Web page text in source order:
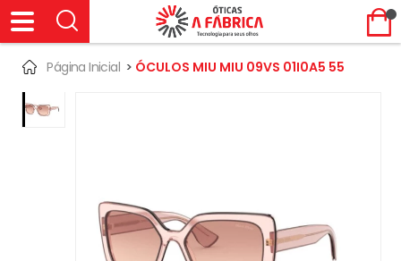
Página Inicial > ÓCULOS MIU MIU 09VS 01I0A5 55